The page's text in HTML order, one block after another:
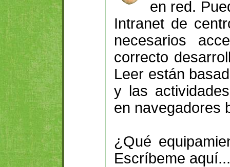
en red.
Intranet de
necesarios
correcto
Leer están
y las
en navegadores
¿Qué
Escríbeme